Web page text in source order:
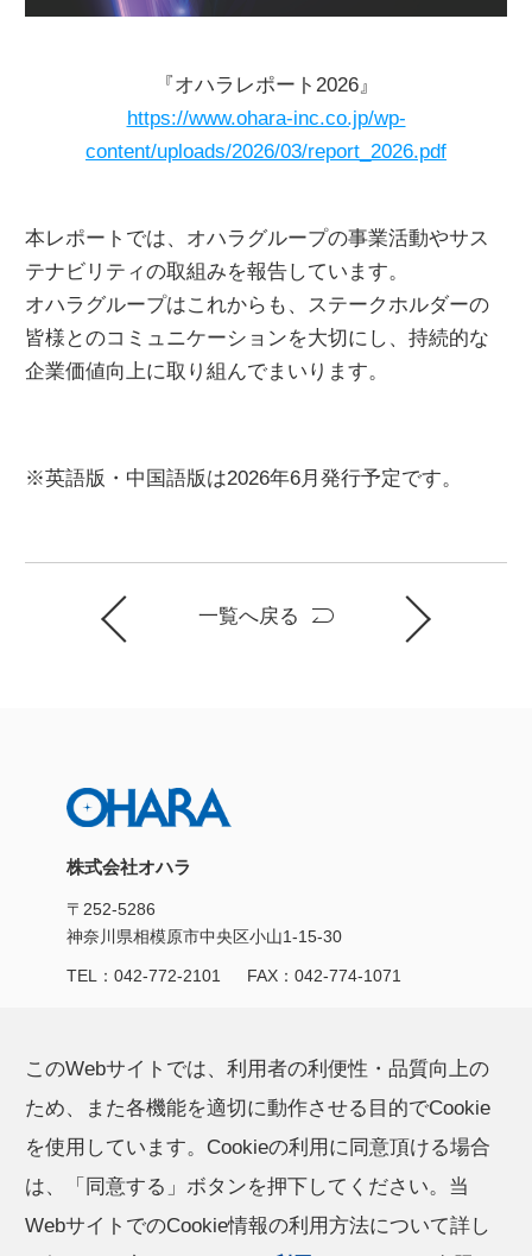
『オハラレポート 2026』
https://www.ohara-inc.co.jp/wp-
content/uploads/2026/03/report_2026.pdf
本レポートでは、オハラグループの事業活動やサス
テナビリティの取組みを報告しています。
オハラグループはこれからも、ステークホルダーの
皆様とのコミュニケーションを大切にし、持続的な
企業価値向上に取り組んでまいります。
※英語版・中国語版は2026年6月発行予定です。
一覧へ戻る
株式会社オハラ
〒252-5286
神奈川県相模原市中央区小山1-15-30
TEL： 042-772-2101 FAX：042-774-1071
製品/サービス
オハラの技術力
CSR活動
お知らせ
このWebサイトでは、利用者の利便性・品質向上の
ため、また各機能を適切に動作させる目的でCookie
を使用しています。Cookieの利用に同意頂ける場合
は、「同意する」ボタンを押下してください。当
WebサイトでのCookie情報の利用方法について詳し